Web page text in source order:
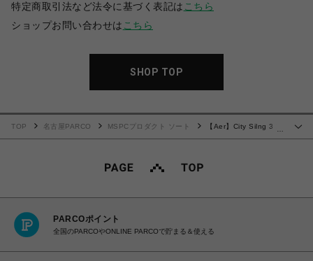
特定商取引法など法令に基づく表記は こちら
ショップお問い合わせは こちら
SHOP TOP
…
TOP 名古屋PARCO MSPCプロダクト ソート
【Aer】City Silng 3 X-
PARCOポイント
全国のPARCOやONLINE PARCOで貯まる＆使える